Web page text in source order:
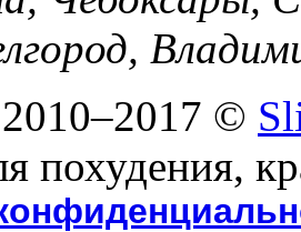
©
похудения,